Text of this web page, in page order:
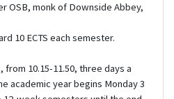
OSB, monk of Downside Abbey,
10 ECTS each semester.
10.15-11.50, three days a
academic year begins Monday 3